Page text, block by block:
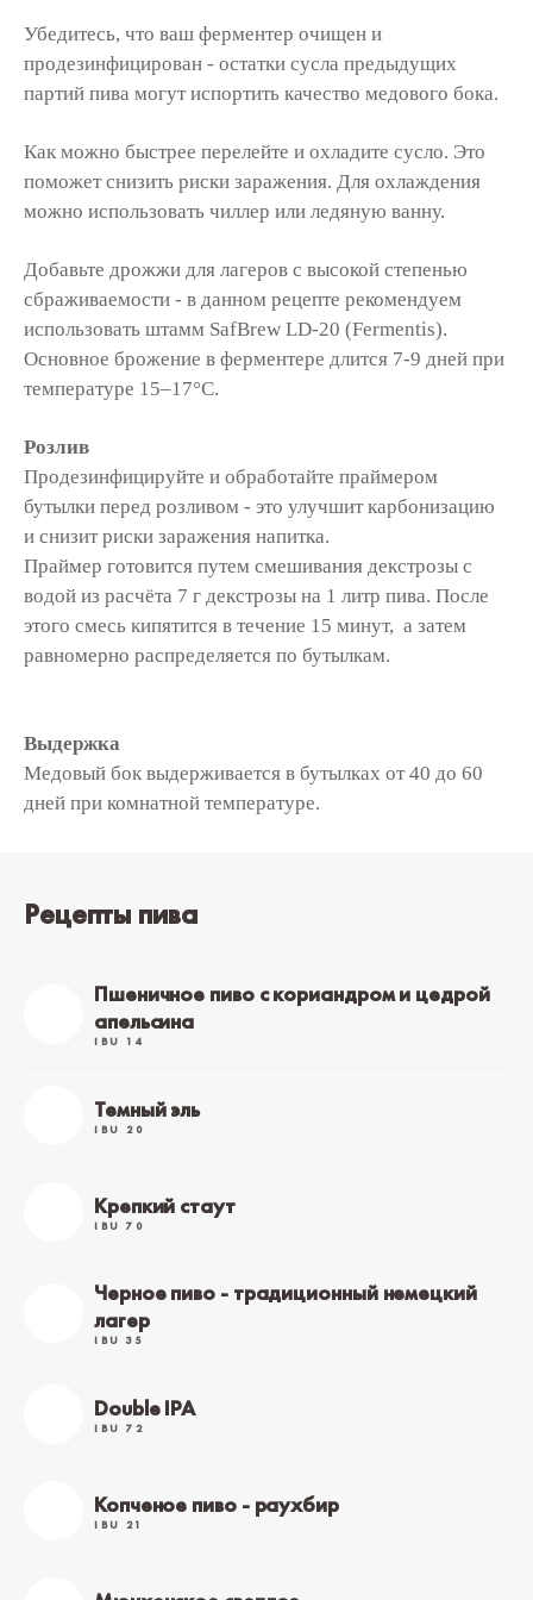
Убедитесь, что ваш ферментер очищен и
продезинфицирован - остатки сусла предыдущих
партий пива могут испортить качество медового бока.
Как можно быстрее перелейте и охладите сусло. Это
поможет снизить риски заражения. Для охлаждения
можно использовать чиллер или ледяную ванну.
Добавьте дрожжи для лагеров с высокой степенью
сбраживаемости - в данном рецепте рекомендуем
использовать штамм SafBrew LD-20 (Fermentis).
Основное брожение в ферментере длится 7-9 дней при
температуре 15–17°C.
Розлив
Продезинфицируйте и обработайте праймером
бутылки перед розливом - это улучшит карбонизацию
и снизит риски заражения напитка.
Праймер готовится путем смешивания декстрозы с
водой из расчёта 7 г декстрозы на 1 литр пива. После
этого смесь кипятится в течение 15 минут, а затем
равномерно распределяется по бутылкам.
Выдержка
Медовый бок выдерживается в бутылках от 40 до 60
дней при комнатной температуре.
Рецепты пива
Пшеничное пиво с кориандром и цедрой
апельсина
IBU 14
Темный эль
IBU 20
Крепкий стаут
IBU 70
Черное пиво - традиционный немецкий
лагер
IBU 35
Double IPA
IBU 72
Копченое пиво - раухбир
IBU 21